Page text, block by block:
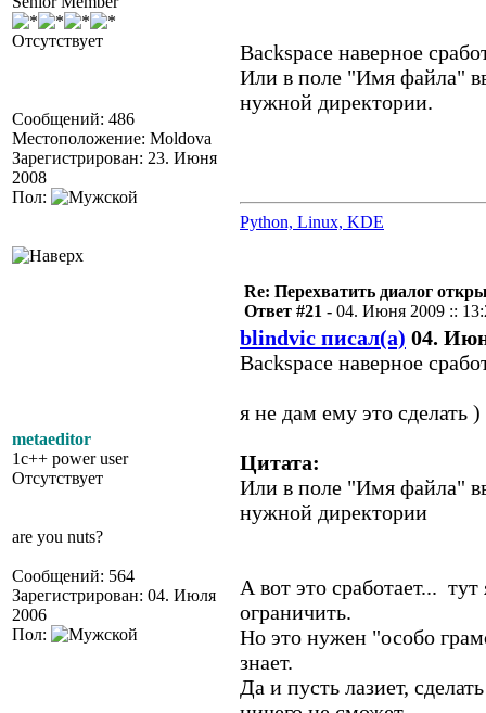
Отсутствует
Сообщений: 486
Местоположение: Moldova
Зарегистрирован: 23. Июня
2008
Пол:
Backspace наверное
Или в поле "Имя файла"
нужной директории.
Python, Linux, KDE
metaeditor
1c++ power user
Отсутствует
are you nuts?
Сообщений: 564
Зарегистрирован: 04. Июля
2006
Пол:
Re: Перехватить диалог
Ответ #21 - 04. Июня 2009 ::
blindvic писал(а) 04.
Backspace наверное
я не дам ему это сделать )
Цитата:
Или в поле "Имя файла"
нужной директории
А вот это сработает...
ограничить.
Но это нужен "особо
знает.
Да и пусть лазиет,